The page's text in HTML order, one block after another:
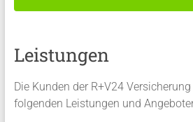
Leistungen
Die Kunden der R+V24
folgenden Leistungen und